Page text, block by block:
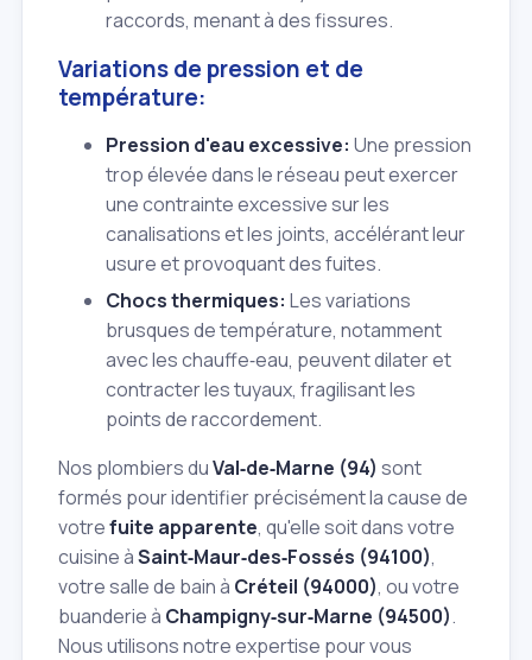
raccords, menant à des fissures.
Variations de pression et de
température:
Pression d'eau excessive: Une pression
trop élevée dans le réseau peut exercer
une contrainte excessive sur les
canalisations et les joints, accélérant leur
usure et provoquant des fuites.
Chocs thermiques: Les variations
brusques de température, notamment
avec les chauffe‑eau, peuvent dilater et
contracter les tuyaux, fragilisant les
points de raccordement.
Nos plombiers duVal‑de‑Marne (94) sont
formés pour identifier précisément la cause de
votrefuite apparente, qu'elle soit dans votre
cuisine àSaint‑Maur‑des‑Fossés (94100),
votre salle de bain à Créteil (94000), ou votre
buanderie à Champigny‑sur‑Marne (94500).
Nous utilisons notre expertise pour vous